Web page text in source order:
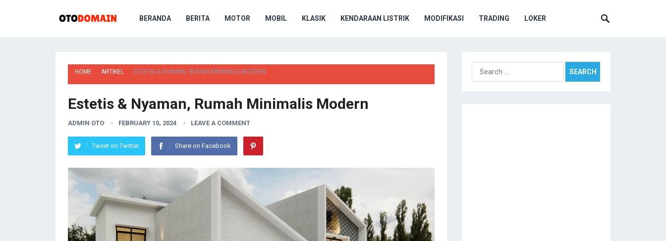
BERANDA BERITA MOTOR MOBIL KLASIK KENDARAAN LISTRIK MODIFIKASI TRADING LOKER
HOME ARTIKEL ESTETIS & NYAMAN, RUMAH MINIMALIS MODERN
Estetis & Nyaman, Rumah Minimalis Modern
ADMIN OTO FEBRUARY 10, 2024 LEAVE A COMMENT
Tweet on Twitter Share on Facebook
Search
for: